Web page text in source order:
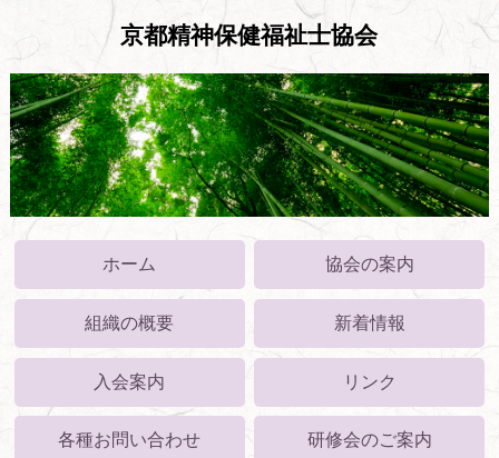
京都精神保健福祉士協会
ホーム 協会の案内
組織の概要 新着情報
入会案内 リンク
各種お問い合わせ 研修会のご案内